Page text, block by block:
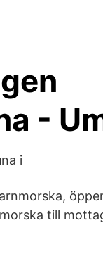
-
i
till